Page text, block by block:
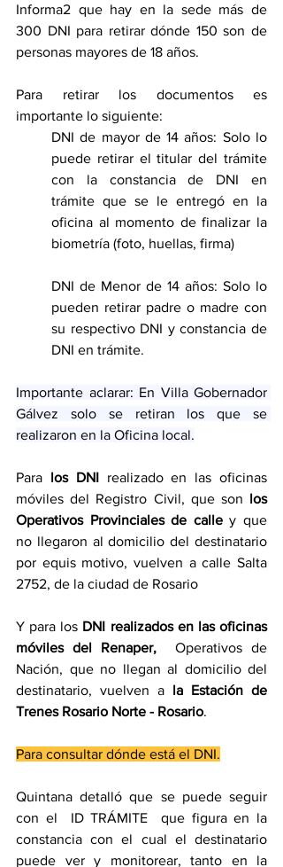
Informa2 que hay en la sede más de
300 DNI para retirar dónde 150 son de
personas mayores de 18 años.
Para retirar los documentos es
importante lo siguiente:
DNI de mayor de 14 años: Solo lo
puede retirar el titular del trámite
con la constancia de DNI en
trámite que se le entregó en la
oficina al momento de finalizar la
biometría (foto, huellas, firma)
DNI de Menor de 14 años: Solo lo
pueden retirar padre o madre con
su respectivo DNI y constancia de
DNI en trámite.
Importante aclarar: En Villa Gobernador
Gálvez solo se retiran los que se
realizaron en la Oficina local.
Para los DNI realizado en las oficinas
móviles del Registro Civil, que son los
Operativos Provinciales de calle y que
no llegaron al domicilio del destinatario
por equis motivo, vuelven a calle Salta
2752, de la ciudad de Rosario
Y para los DNI realizados en las oficinas
móviles del Renaper,
Operativos de
Nación, que no llegan al domicilio del
destinatario, vuelven a la Estación de
Trenes Rosario Norte - Rosario.
Para consultar dónde está el DNI.
Quintana detalló que se puede seguir
con el  ID TRÁMITE  que figura en la
constancia con el cual el destinatario
puede ver y monitorear, tanto en la